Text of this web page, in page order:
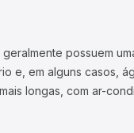
possuem
e, em alguns casos,
longas, com ar-